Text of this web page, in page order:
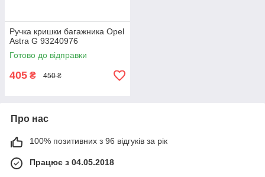
Ручка кришки багажника Opel
Astra G 93240976
Готово до відправки
405 ₴ 450 ₴
Про нас
100% позитивних з 96 відгуків за рік
Працює з 04.05.2018